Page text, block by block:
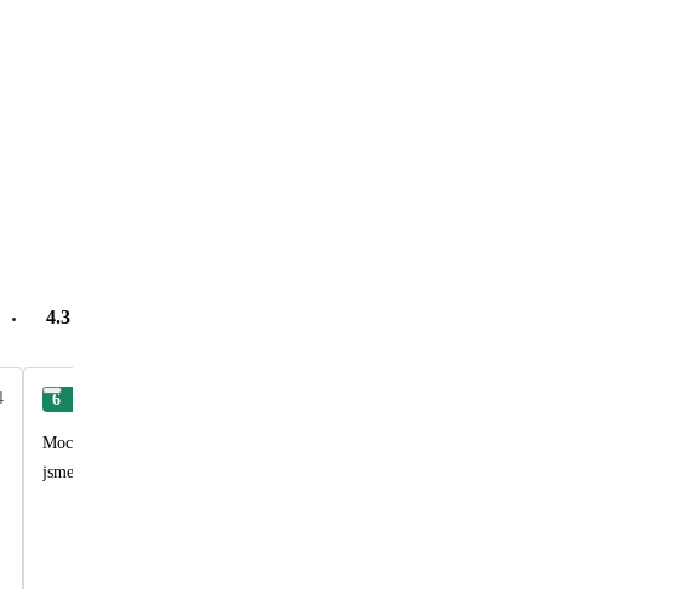
4.3
6
Moc hezká dovolená, zde jsme zažili s manželkou syrovou Sry Lanku. Prostředí je hodně
jsme my. Primadony zůstaňte doma a leťte raději do La Romani. Děkujeme moooc.